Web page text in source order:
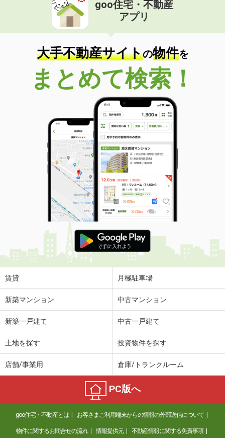
goo住宅・不動産
アプリ
大手不動産サイトの物件を
まとめて検索！
賃貸 月極駐車場
新築マンション 中古マンション
新築一戸建て 中古一戸建て
土地を探す 投資物件を探す
店舗/事業用 倉庫/トランクルーム
PC版へ
goo住宅・不動産とは お客さまご利用端末からの情報の外部送信について
物件に関するお問合せの流れ 情報提供元 不動産情報に関する免責事項